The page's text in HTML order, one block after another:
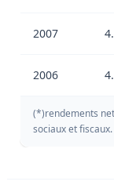
2007
2006
(*)rendements
sociaux et fiscaux.